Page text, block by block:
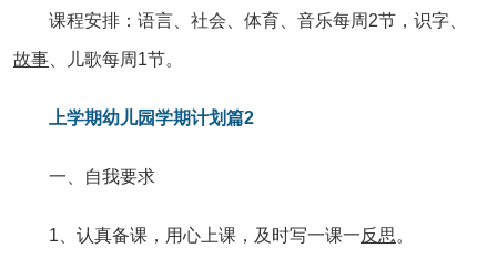
课程安排：语言、社会、体育、音乐每周2节，识字、
故事 、儿歌每周1节。
上学期幼儿园学期计划篇2
一、自我要求
1、认真备课，用心上课，及时写一课一反思。